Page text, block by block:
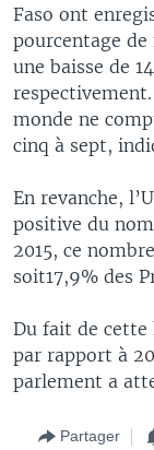
Faso ont
pourcentage
une baisse de
monde ne
cinq à sept,
En revanche,
positive du
2015, ce
soit17,9% des
Du fait de cette
par rapport à
parlement a
Partager